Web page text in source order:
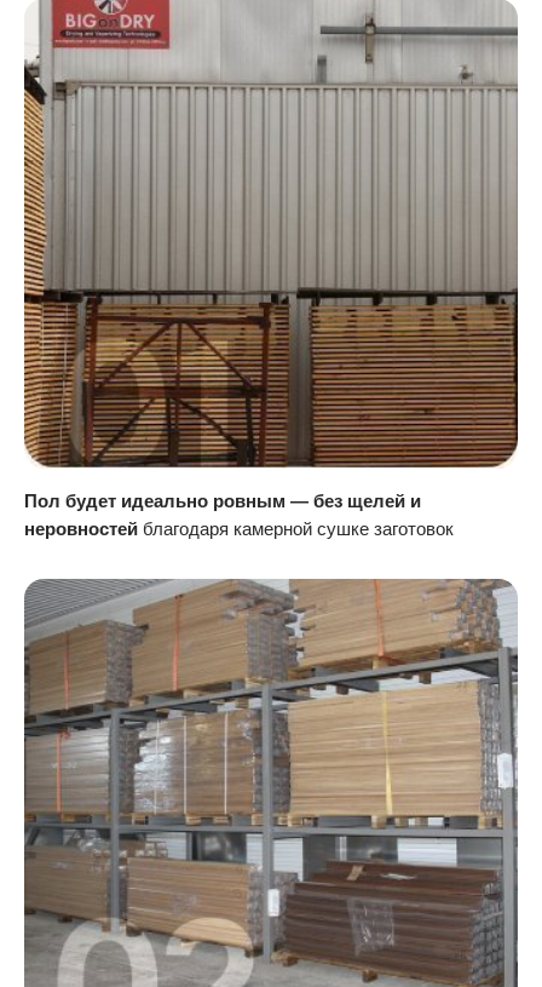
Пол будет идеально ровным — без щелей и
неровностей благодаря камерной сушке заготовок